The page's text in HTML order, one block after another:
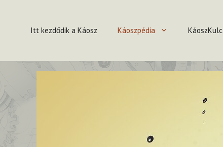
tartalombaItt kezdődik a Káosz Káoszpédia